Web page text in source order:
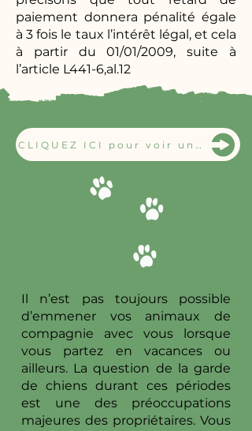
paiement donnera pénalité égale
à 3 fois le taux l’intérêt légal, et cela
à partir du 01/01/2009, suite à
l’article L441-6,al.12
Il n’est pas toujours possible
d’emmener vos animaux de
compagnie avec vous lorsque
vous partez en vacances ou
ailleurs. La question de la garde
de chiens durant ces périodes
est une des préoccupations
majeures des propriétaires. Vous